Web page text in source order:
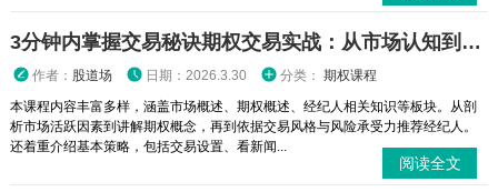
3分钟内掌握交易秘诀期权交易实战：从市场认知到策略执行全攻略
作者： 股道场 日期：2026.3.30 分类： 期权课程
本课程内容丰富多样，涵盖市场概述、期权概述、经纪人相关知识等板块。从剖
析市场活跃因素到讲解期权概念，再到依据交易风格与风险承受力推荐经纪人。
还着重介绍基本策略，包括交易设置、看新闻...
阅读全文